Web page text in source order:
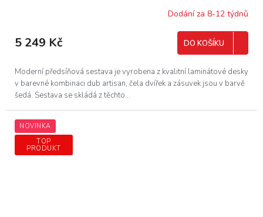
Dodání za 8-12 týdnů
5 249 Kč DO KOŠÍKU
Moderní předsíňová sestava je vyrobena z kvalitní laminátové desky
v barevné kombinaci dub artisan, čela dvířek a zásuvek jsou v barvě
šedá. Sestava se skládá z těchto...
NOVINKA
TOP
PRODUKT